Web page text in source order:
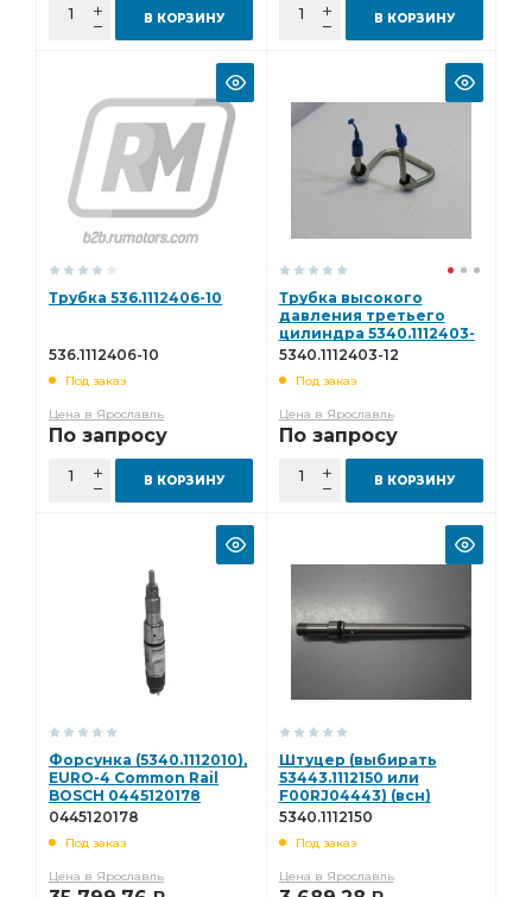
В КОРЗИНУ В КОРЗИНУ
Трубка 536.1112406-10
536.1112406-10
Под заказ
Цена в Ярославль
По запросу
В КОРЗИНУ
Трубка высокого
давления третьего
цилиндра 5340.1112403-
12
5340.1112403-12
Под заказ
Цена в Ярославль
По запросу
В КОРЗИНУ
Форсунка (5340.1112010),
EURO-4 Common Rail
BOSCH 0445120178
0445120178
Под заказ
Цена в Ярославль
Штуцер (выбирать
53443.1112150 или
F00RJ04443) (всн)
5340.1112150
5340.1112150
Под заказ
Цена в Ярославль